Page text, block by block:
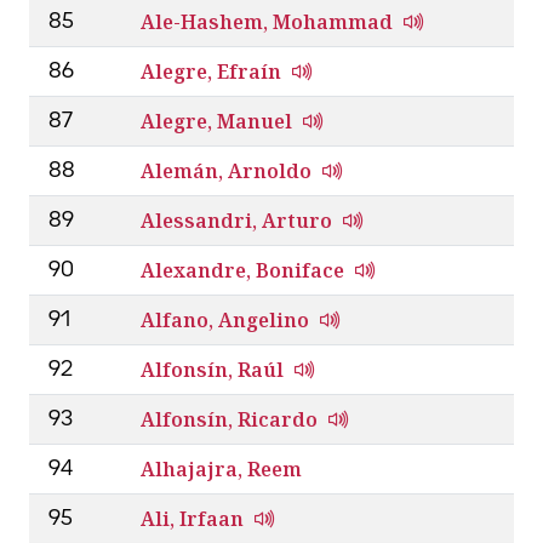
85 Ale-Hashem, Mohammad
86 Alegre, Efraín
87 Alegre, Manuel
88 Alemán, Arnoldo
89 Alessandri, Arturo
90 Alexandre, Boniface
91 Alfano, Angelino
92 Alfonsín, Raúl
93 Alfonsín, Ricardo
94 Alhajajra, Reem
95 Ali, Irfaan